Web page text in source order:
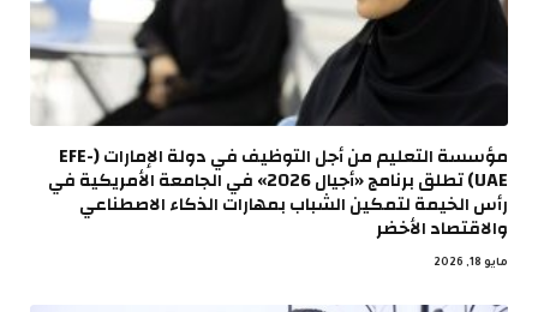
مؤسسة التعليم من أجل التوظيف في دولة الإمارات (EFE-
UAE) تطلق برنامج «أجيال 2026» في الجامعة الأمريكية في
رأس الخيمة لتمكين الشباب بمهارات الذكاء الاصطناعي
والاقتصاد الأخضر
مايو 18, 2026